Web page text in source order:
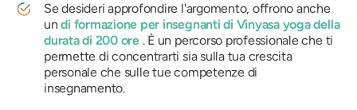
Se desideri approfondire l'argomento, offrono anche
undi formazione per insegnanti di Vinyasa yoga della
durata di 200 ore. È un percorso professionale che ti
permette di concentrarti sia sulla tua crescita
personale che sulle tue competenze di
insegnamento.